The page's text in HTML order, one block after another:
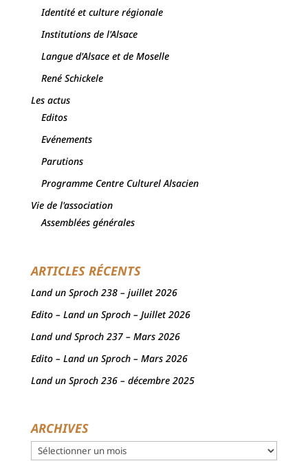
Identité et culture régionale
Institutions de l'Alsace
Langue d'Alsace et de Moselle
René Schickele
Les actus
Editos
Evénements
Parutions
Programme Centre Culturel Alsacien
Vie de l'association
Assemblées générales
ARTICLES RÉCENTS
Land un Sproch 238 – juillet 2026
Edito – Land un Sproch – Juillet 2026
Land und Sproch 237 – Mars 2026
Edito – Land un Sproch – Mars 2026
Land un Sproch 236 – décembre 2025
ARCHIVES
Archives